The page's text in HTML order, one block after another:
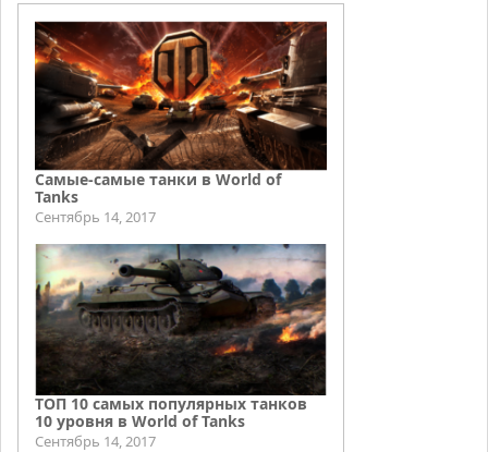
Самые-самые танки в World of
Tanks
Сентябрь 14, 2017
ТОП 10 самых популярных танков
10 уровня в World of Tanks
Сентябрь 14, 2017